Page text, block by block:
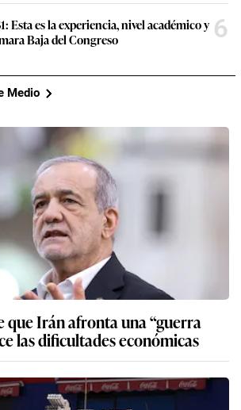
Esta es la experiencia, nivel académico y
Baja del Congreso
6
Medio
que Irán afronta una “guerra
las dificultades económicas